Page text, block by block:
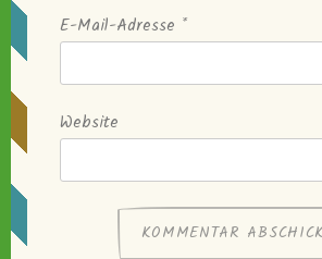
E-Mail-Adresse *
Website